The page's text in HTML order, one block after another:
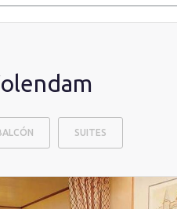
SUITES